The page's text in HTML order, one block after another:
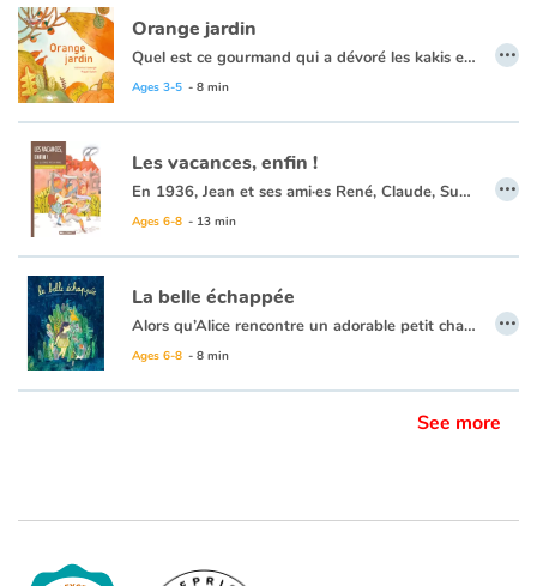
Orange jardin
Quel est ce gourmand qui a dévoré les kakis et les carottes ? Regarde, il a laissé ses empreintes dans la terre. Suis ses traces avec les doigts, cherche et trouve les restes de son repas. Le voici ! Tu l’as vu ? C’est l’écureuil. Suis-le jusqu’à son nid. Tu peux l’aider à faire sa toilette matinale et à enfouir ses provisions dans la terre.
Couleur jardin, une série qui célèbre la biodiversité au jardin sous toutes ses couleurs.
Ages 3-5 - 8 min
…
Les vacances, enfin !
En 1936, Jean et ses ami·es René, Claude, Suzanne et Luigi partagent leur quotidien à l’école, mais aussi en dehors, entre parties de pêche et de football. Leurs parents, ouvriers dans les usines de Saint-Étienne, travaillent dur pour subvenir aux besoins de leur famille. Le dimanche 3 mai 1936, leur quotidien bascule : le Front populaire est élu aux législatives. Bientôt, ce sont les travailleurs qui sortent dans les rues pour défendre leurs droits : de meilleures conditions de travail et des congés payés. En écoutant ses parents et la radio, et en discutant avec ses camarades, Jean est témoin des changements amorcés par l’élection du Front populaire. Il vit le combat des ouvriers à travers ses yeux d’enfant, mais il en saisit toute l’importance lorsque ses propres rêves prennent réalité, avec son départ à la mer pour ses premières vacances en famille.
Ages 6-8 - 13 min
…
La belle échappée
Alors qu’Alice rencontre un adorable petit chat sauvage, il est malheureusement déjà l’heure d’aller se coucher.
En inversant les rôles – le chaton mignon veut ramener l’enfant chez lui – Maylis Daufresne accompagne les enfants dans la découverte d’une nuit sans peurs et enchantée par le plaisir de dévoiler les secrets de la nuit.
Un album gai et mystérieux, où l’univers coloré de Magali Dulain illumine l’ombre et où l’on embrasse l’inconnu avec bonheur.
Ages 6-8 - 8 min
…
See more